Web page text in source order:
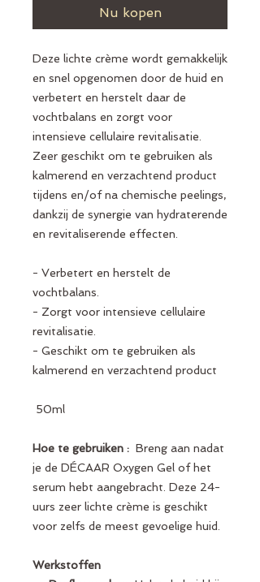
Nu kopen
Deze lichte crème wordt gemakkelijk
en snel opgenomen door de huid en
verbetert en herstelt daar de
vochtbalans en zorgt voor
intensieve cellulaire revitalisatie.
Zeer geschikt om te gebruiken als
kalmerend en verzachtend product
tijdens en/of na chemische peelings,
dankzij de synergie van hydraterende
en revitaliserende effecten.
- Verbetert en herstelt de
vochtbalans.
- Zorgt voor intensieve cellulaire
revitalisatie.
- Geschikt om te gebruiken als
kalmerend en verzachtend product
50ml
Hoe te gebruiken : Breng aan nadat
je de DÉCAAR Oxygen Gel of het
serum hebt aangebracht. Deze 24-
uurs zeer lichte crème is geschikt
voor zelfs de meest gevoelige huid.
Werkstoffen